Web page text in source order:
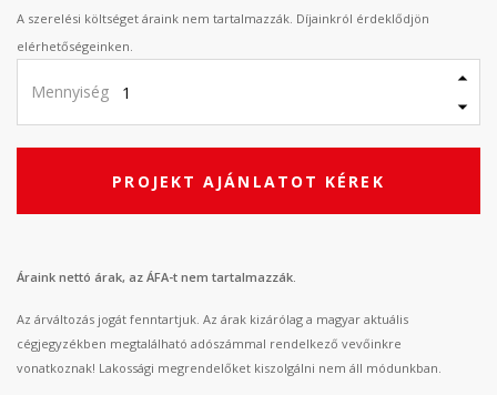
A szerelési költséget áraink nem tartalmazzák. Díjainkról érdeklődjön
elérhetőségeinken.
Mennyiség
PROJEKT AJÁNLATOT KÉREK
Áraink nettó árak, az ÁFA-t nem tartalmazzák.
Az árváltozás jogát fenntartjuk. Az árak kizárólag a magyar aktuális
cégjegyzékben megtalálható adószámmal rendelkező vevőinkre
vonatkoznak! Lakossági megrendelőket kiszolgálni nem áll módunkban.